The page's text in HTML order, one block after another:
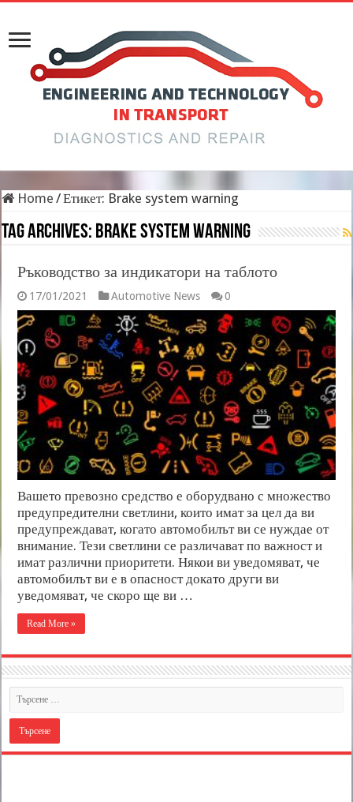
Home /Етикет: Brake system warning
Tag Archives: Brake system warning
Ръководство за индикатори на таблото
17/01/2021 Automotive News 0
Вашето превозно средство е оборудвано с множество
предупредителни светлини, които имат за цел да ви
предупреждават, когато автомобилът ви се нуждае от
внимание. Тези светлини се различават по важност и
имат различни приоритети. Някои ви уведомяват, че
автомобилът ви е в опасност докато други ви
уведомяват, че скоро ще ви …
Read More »